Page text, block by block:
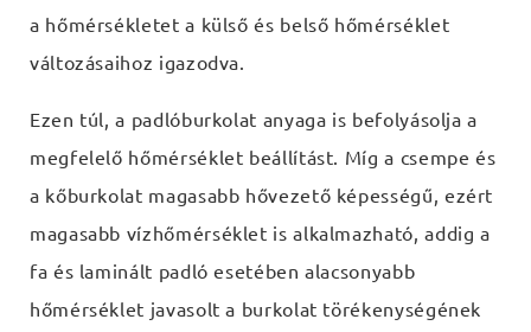
a hőmérsékletet a külső és belső hőmérséklet
változásaihoz igazodva.
Ezen túl, a padlóburkolat anyaga is befolyásolja a
megfelelő hőmérséklet beállítást. Míg a csempe és
a kőburkolat magasabb hővezető képességű, ezért
magasabb vízhőmérséklet is alkalmazható, addig a
fa és laminált padló esetében alacsonyabb
hőmérséklet javasolt a burkolat törékenységének